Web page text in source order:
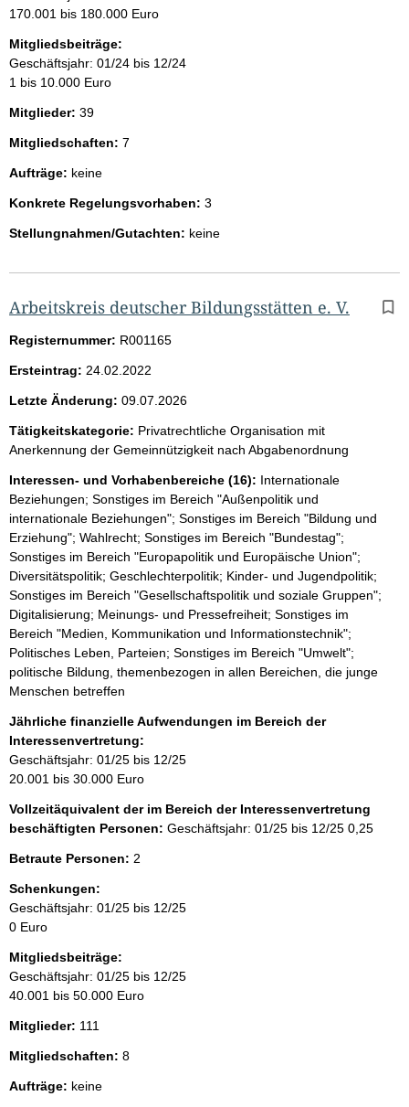
170.001 bis 180.000 Euro
Mitgliedsbeiträge:
Geschäftsjahr: 01/24 bis 12/24
1 bis 10.000 Euro
Mitglieder: 39
Mitgliedschaften: 7
Aufträge: keine
Konkrete Regelungsvorhaben: 3
Stellungnahmen/Gutachten: keine
Arbeitskreis deutscher Bildungsstätten e. V.
Registernummer: R001165
Ersteintrag: 24.02.2022
Letzte Änderung: 09.07.2026
Tätigkeitskategorie: Privatrechtliche Organisation mit
Anerkennung der Gemeinnützigkeit nach Abgabenordnung
Interessen- und Vorhabenbereiche (16): Internationale
Beziehungen; Sonstiges im Bereich "Außenpolitik und
internationale Beziehungen"; Sonstiges im Bereich "Bildung und
Erziehung"; Wahlrecht; Sonstiges im Bereich "Bundestag";
Sonstiges im Bereich "Europapolitik und Europäische Union";
Diversitätspolitik; Geschlechterpolitik; Kinder- und Jugendpolitik;
Sonstiges im Bereich "Gesellschaftspolitik und soziale Gruppen";
Digitalisierung; Meinungs- und Pressefreiheit; Sonstiges im
Bereich "Medien, Kommunikation und Informationstechnik";
Politisches Leben, Parteien; Sonstiges im Bereich "Umwelt";
politische Bildung, themenbezogen in allen Bereichen, die junge
Menschen betreffen
Jährliche finanzielle Aufwendungen im Bereich der
Interessenvertretung:
Geschäftsjahr: 01/25 bis 12/25
20.001 bis 30.000 Euro
Vollzeitäquivalent der im Bereich der Interessenvertretung
beschäftigten Personen: Geschäftsjahr: 01/25 bis 12/25 0,25
Betraute Personen: 2
Schenkungen:
Geschäftsjahr: 01/25 bis 12/25
0 Euro
Mitgliedsbeiträge:
Geschäftsjahr: 01/25 bis 12/25
40.001 bis 50.000 Euro
Mitglieder: 111
Mitgliedschaften: 8
Aufträge: keine